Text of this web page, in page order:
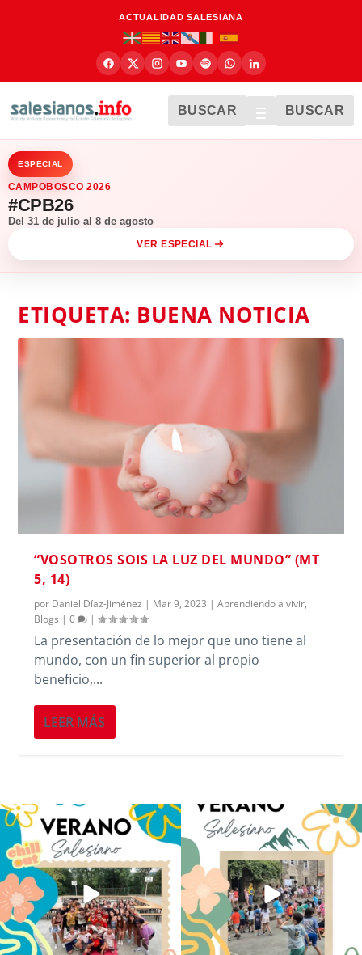
ACTUALIDAD SALESIANA
BUSCAR BUSCAR
ESPECIAL
CAMPOBOSCO 2026
#CPB26
Del 31 de julio al 8 de agosto
VER ESPECIAL
ETIQUETA: BUENA NOTICIA
“VOSOTROS SOIS LA LUZ DEL MUNDO” (MT
5, 14)
por Daniel Díaz-Jiménez | Mar 9, 2023 |Aprendiendo a vivir,
Blogs |0 |
La presentación de lo mejor que uno tiene al
mundo, con un fin superior al propio
beneficio,...
LEER MÁS
Los alumnos de 6º de Primaria, 1º y 2º
de la ESO...
145 2
La diversión y la alegría también se han
sentido...
92 0